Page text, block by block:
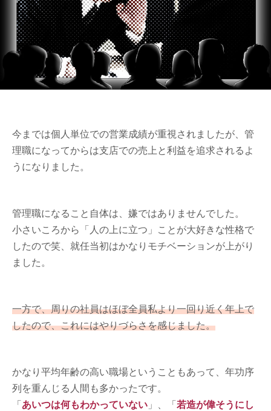
今までは個人単位での営業成績が重視されましたが、管
理職になってからは支店での売上と利益を追求されるよ
うになりました。
管理職になること自体は、嫌ではありませんでした。
小さいころから「人の上に立つ」ことが大好きな性格で
したので笑、就任当初はかなりモチベーションが上がり
ました。
一方で、周りの社員はほぼ全員私より一回り近く年上で
したので、これにはやりづらさを感じました。
かなり平均年齢の高い職場ということもあって、年功序
列を重んじる人間も多かったです。
「 あいつは何もわかっていない 」、「 若造が偉そうにし